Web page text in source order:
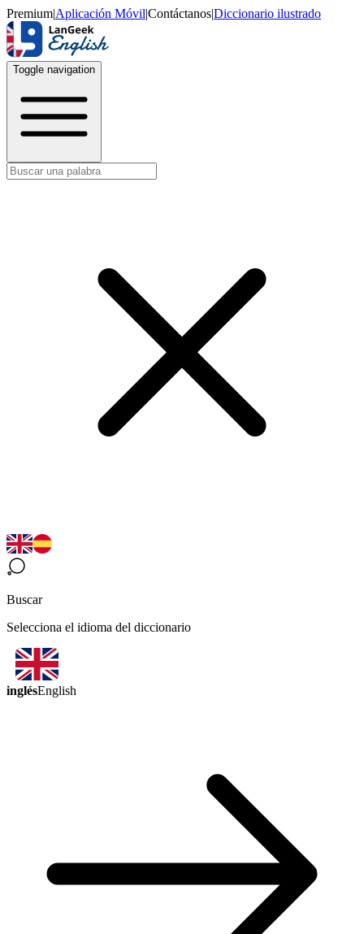
Premium|Aplicación Móvil|Contáctanos|Diccionario ilustrado
Toggle navigation
Buscar
Selecciona el idioma del diccionario
inglésEnglish